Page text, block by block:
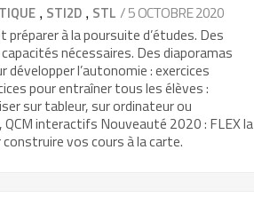
, STI2D , STL / 5 OCTOBRE 2020
à la poursuite d’études. Des
nécessaires. Des diaporamas
l’autonomie : exercices
pour entraîner tous les élèves :
sur tableur, sur ordinateur ou
interactifs Nouveauté 2020 : FLEX la
vos cours à la carte.